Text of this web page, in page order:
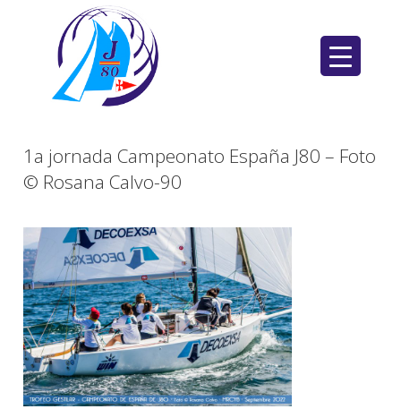
1a jornada Campeonato España J80 – Foto
© Rosana Calvo-90